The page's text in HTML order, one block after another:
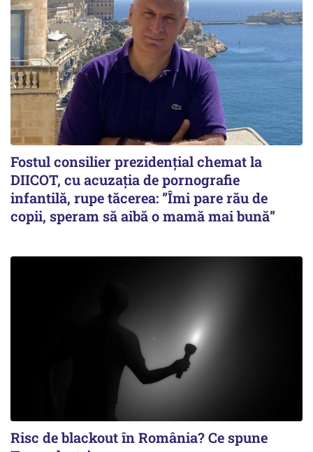
Fostul consilier prezidențial chemat la
DIICOT, cu acuzația de pornografie
infantilă, rupe tăcerea: ”Îmi pare rău de
copii, speram să aibă o mamă mai bună”
Risc de blackout în România? Ce spune